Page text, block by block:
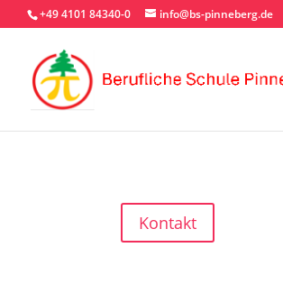
+49 4101 84340-0 info@bs-pinneberg.de
Kontakt